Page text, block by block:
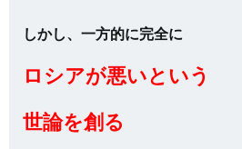
しかし、一方的に完全に
ロシアが悪いという
世論を創る